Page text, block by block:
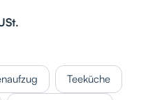
Teeküche